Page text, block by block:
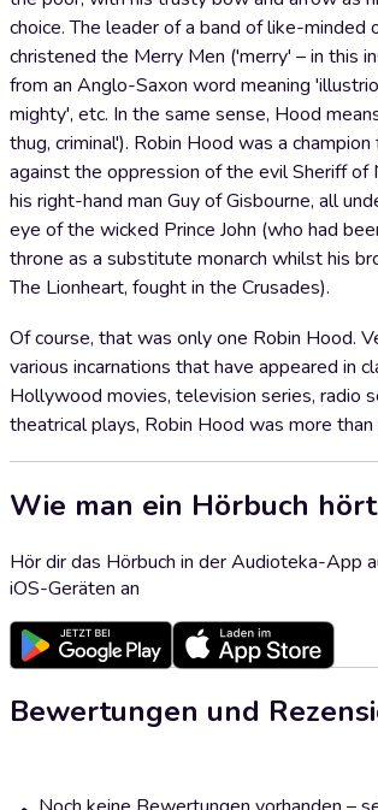
choice. The leader of a band of like-minded
christened the Merry Men ('merry' – in this
from an Anglo-Saxon word meaning
mighty', etc. In the same sense, Hood
thug, criminal'). Robin Hood was a
against the oppression of the evil Sheriff of
his right-hand man Guy of Gisbourne, all
eye of the wicked Prince John (who had
throne as a substitute monarch whilst his
The Lionheart, fought in the Crusades).
Of course, that was only one Robin Hood.
various incarnations that have appeared in
Hollywood movies, television series, radio
theatrical plays, Robin Hood was more than
Wie man ein Hörbuch hört
Hör dir das Hörbuch in der Audioteka-App
iOS-Geräten an
Bewertungen und